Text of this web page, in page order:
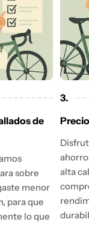
de
sobre
menor
para que
lo que
3.
alta